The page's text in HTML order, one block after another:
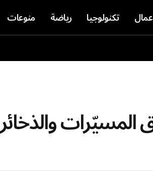
تكنولوجيا رياضة منوعات
المسيّرات